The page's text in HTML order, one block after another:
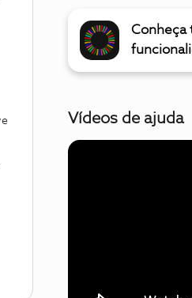
Conheça
Vídeos de ajuda